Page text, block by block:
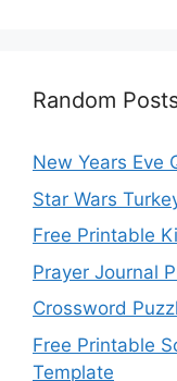
Random
New Years Eve
Star Wars
Free Printable
Prayer Journal
Crossword
Free Printable
Template